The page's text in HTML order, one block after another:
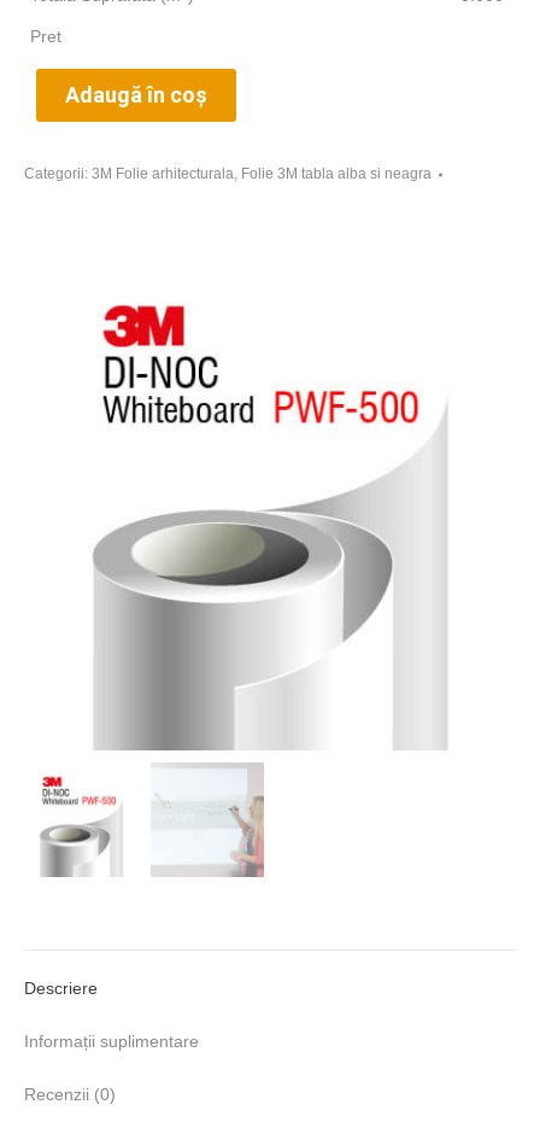
Pret
Adaugă în coș
Categorii: 3M Folie arhitecturala, Folie 3M tabla alba si neagra
Descriere
Informații suplimentare
Recenzii (0)